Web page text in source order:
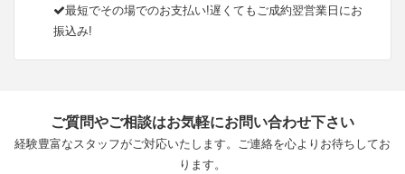
最短でその場でのお支払い!遅くてもご成約翌営業日にお
振込み!
ご質問やご相談はお気軽にお問い合わせ下さい
経験豊富なスタッフがご対応いたします。ご連絡を心よりお待ちしてお
ります。